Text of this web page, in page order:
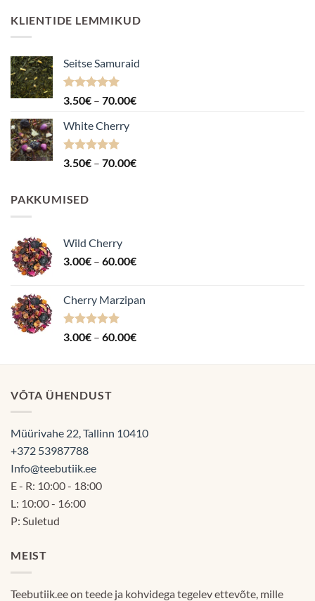
KLIENTIDE LEMMIKUD
Seitse Samuraid
Hinnanguga
3.50€ – 70.00€Hinnavahemik:
White Cherry
Hinnanguga
3.50€ – 70.00€Hinnavahemik:
PAKKUMISED
Wild Cherry
3.00€ – 60.00€Hinnavahemik:
60.00€
Cherry Marzipan
Hinnanguga
3.00€ – 60.00€Hinnavahemik:
kuni
VÕTA ÜHENDUST
Müürivahe 22, Tallinn 10410
+372 53987788
Info@teebutiik.ee
E - R: 10:00 - 18:00
L: 10:00 - 16:00
P: Suletud
MEIST
Teebutiik.ee on teede ja kohvidega tegelev ettevõte, mille